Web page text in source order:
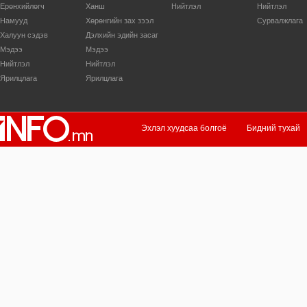
Ерөнхийлөгч
Намууд
Халуун сэдэв
Мэдээ
Нийтлэл
Ярилцлага
Ханш
Хөрөнгийн зах зээл
Дэлхийн эдийн засаг
Мэдээ
Нийтлэл
Ярилцлага
Нийтлэл
Нийтлэл
Сурвалжлага
Эхлэл хуудсаа болгоё Бидний тухай